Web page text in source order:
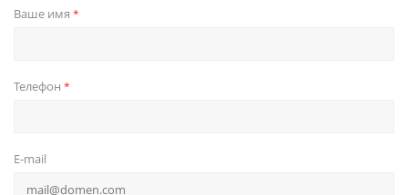
Ваше имя *
Телефон *
E-mail